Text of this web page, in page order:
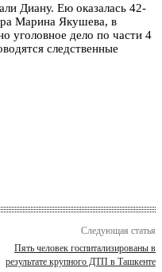
Диану. Ею оказалась 42-
Марина Якушева, в
уголовное дело по части 4
следственные
Следующая статья
Пять человек госпитализированы в
результате крупного ДТП в Ташкенте